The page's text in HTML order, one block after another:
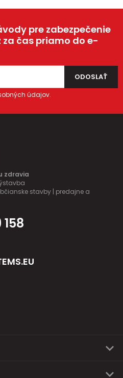
pre zabezpečenie
za čas priamo do e-
údajov.
zdravia
stavby | predajne a